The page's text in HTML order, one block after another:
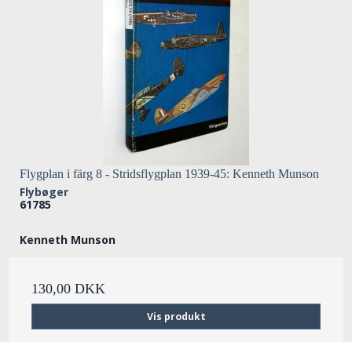
Flygplan i färg 8 - Stridsflygplan 1939-45: Kenneth Munson
Flybøger
61785
Kenneth Munson
130,00 DKK
Vis produkt